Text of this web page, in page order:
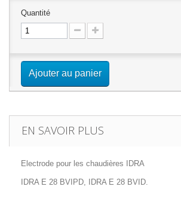
Quantité
Ajouter au panier
EN SAVOIR PLUS
Electrode pour les chaudières IDRA
IDRA E 28 BVIPD, IDRA E 28 BVID.